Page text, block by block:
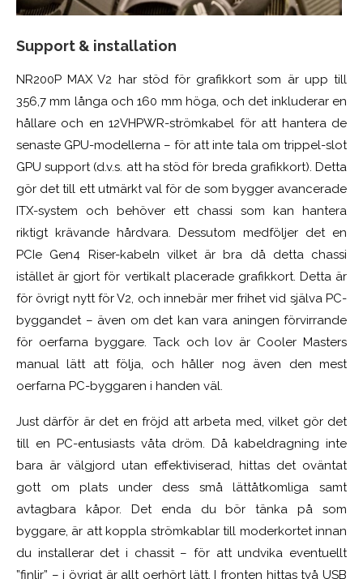
Support & installation
NR200P MAX V2 har stöd för grafikkort som är upp till
356,7 mm långa och 160 mm höga, och det inkluderar en
hållare och en 12VHPWR-strömkabel för att hantera de
senaste GPU-modellerna – för att inte tala om trippel-slot
GPU support (d.v.s. att ha stöd för breda grafikkort). Detta
gör det till ett utmärkt val för de som bygger avancerade
ITX-system och behöver ett chassi som kan hantera
riktigt krävande hårdvara. Dessutom medföljer det en
PCIe Gen4 Riser-kabeln vilket är bra då detta chassi
istället är gjort för vertikalt placerade grafikkort. Detta är
för övrigt nytt för V2, och innebär mer frihet vid själva PC-
byggandet – även om det kan vara aningen förvirrande
för oerfarna byggare. Tack och lov är Cooler Masters
manual lätt att följa, och håller nog även den mest
oerfarna PC-byggaren i handen väl.
Just därför är det en fröjd att arbeta med, vilket gör det
till en PC-entusiasts våta dröm. Då kabeldragning inte
bara är välgjord utan effektiviserad, hittas det oväntat
gott om plats under dess små lättåtkomliga samt
avtagbara kåpor. Det enda du bör tänka på som
byggare, är att koppla strömkablar till moderkortet innan
du installerar det i chassit – för att undvika eventuellt
”finlir” – i övrigt är allt oerhört lätt. I fronten hittas två USB